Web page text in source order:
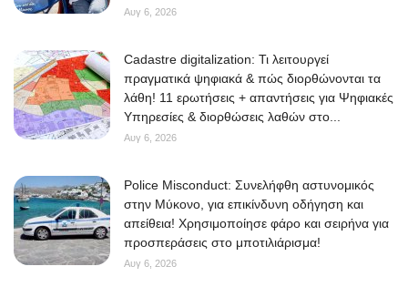
Αυγ 6, 2026
Cadastre digitalization: Τι λειτουργεί
πραγματικά ψηφιακά & πώς διορθώνονται τα
λάθη! 11 ερωτήσεις + απαντήσεις για Ψηφιακές
Υπηρεσίες & διορθώσεις λαθών στο...
Αυγ 6, 2026
Police Misconduct: Συνελήφθη αστυνομικός
στην Μύκονο, για επικίνδυνη οδήγηση και
απείθεια! Χρησιμοποίησε φάρο και σειρήνα για
προσπεράσεις στο μποτιλιάρισμα!
Αυγ 6, 2026